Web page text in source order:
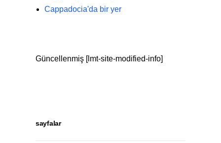
Cappadocia'da bir yer
Güncellenmiş [lmt-site-modified-info]
sayfalar